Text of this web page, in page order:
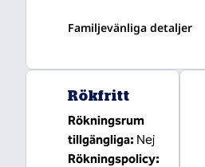
Familjevänliga detaljer
Rökfritt
Rökningsrum
tillgängliga: Nej
Rökningspolicy: